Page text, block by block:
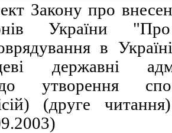
Закону про
України
в
державні
утворення
(друге